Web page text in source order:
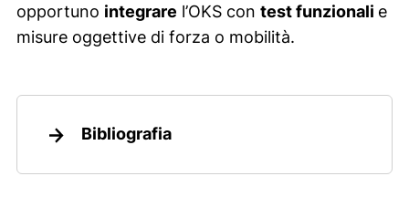
opportuno integrare l’OKS con test funzionali e
misure oggettive di forza o mobilità.
Bibliografia